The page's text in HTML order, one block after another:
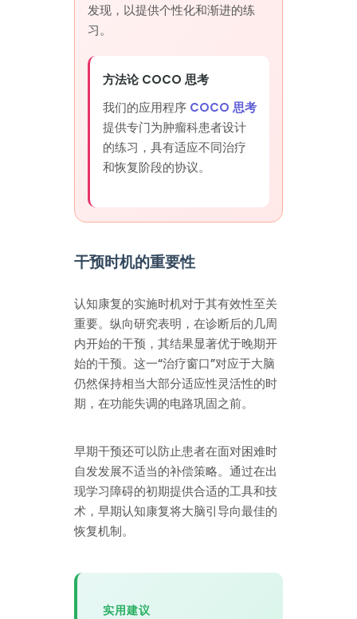
发现，以提供个性化和渐进的练
习。
方法论 COCO 思考
我们的应用程序 COCO 思考
提供专门为肿瘤科患者设计
的练习，具有适应不同治疗
和恢复阶段的协议。
干预时机的重要性
认知康复的实施时机对于其有效性至关
重要。纵向研究表明，在诊断后的几周
内开始的干预，其结果显著优于晚期开
始的干预。这一“治疗窗口”对应于大脑
仍然保持相当大部分适应性灵活性的时
期，在功能失调的电路巩固之前。
早期干预还可以防止患者在面对困难时
自发发展不适当的补偿策略。通过在出
现学习障碍的初期提供合适的工具和技
术，早期认知康复将大脑引导向最佳的
恢复机制。
实用建议